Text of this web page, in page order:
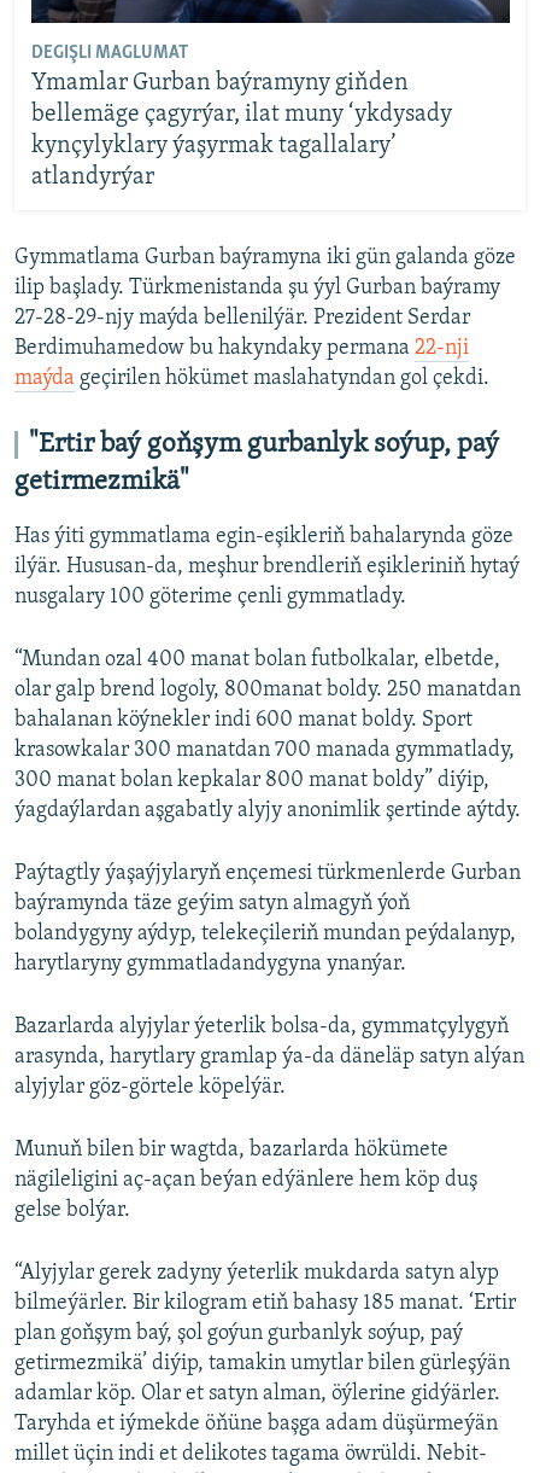
DEGIŞLI MAGLUMAT
Ymamlar Gurban baýramyny giňden
bellemäge çagyrýar, ilat muny ‘ykdysady
kynçylyklary ýaşyrmak tagallalary’
atlandyrýar
Gymmatlama Gurban baýramyna iki gün galanda göze
ilip başlady. Türkmenistanda şu ýyl Gurban baýramy
27-28-29-njy maýda bellenilýär. Prezident Serdar
Berdimuhamedow bu hakyndaky permana 22-nji
maýda geçirilen hökümet maslahatyndan gol çekdi.
"Ertir baý goňşym gurbanlyk soýup, paý
getirmezmikä"
Has ýiti gymmatlama egin-eşikleriň bahalarynda göze
ilýär. Hususan-da, meşhur brendleriň eşikleriniň hytaý
nusgalary 100 göterime çenli gymmatlady.
“Mundan ozal 400 manat bolan futbolkalar, elbetde,
olar galp brend logoly, 800manat boldy. 250 manatdan
bahalanan köýnekler indi 600 manat boldy. Sport
krasowkalar 300 manatdan 700 manada gymmatlady,
300 manat bolan kepkalar 800 manat boldy” diýip,
ýagdaýlardan aşgabatly alyjy anonimlik şertinde aýtdy.
Paýtagtly ýaşaýjylaryň ençemesi türkmenlerde Gurban
baýramynda täze geýim satyn almagyň ýoň
bolandygyny aýdyp, telekeçileriň mundan peýdalanyp,
harytlaryny gymmatladandygyna ynanýar.
Bazarlarda alyjylar ýeterlik bolsa-da, gymmatçylygyň
arasynda, harytlary gramlap ýa-da däneläp satyn alýan
alyjylar göz-görtele köpelýär.
Munuň bilen bir wagtda, bazarlarda hökümete
nägileligini aç-açan beýan edýänlere hem köp duş
gelse bolýar.
“Alyjylar gerek zadyny ýeterlik mukdarda satyn alyp
bilmeýärler. Bir kilogram etiň bahasy 185 manat. ‘Ertir
plan goňşym baý, şol goýun gurbanlyk soýup, paý
getirmezmikä’ diýip, tamakin umytlar bilen gürleşýän
adamlar köp. Olar et satyn alman, öýlerine gidýärler.
Taryhda et iýmekde öňüne başga adam düşürmeýän
millet üçin indi et delikotes tagama öwrüldi. Nebit-